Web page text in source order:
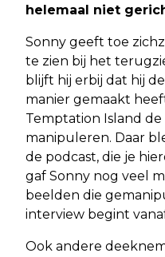
helemaal niet
Sonny geeft toe
te zien bij het
blijft hij erbij dat hij
manier gemaakt
Temptation Island
manipuleren. Daar
de podcast, die je
gaf Sonny nog veel
beelden die
interview begint
Ook andere